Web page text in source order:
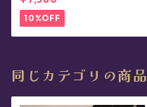
10%OFF
同じカテゴリの商品